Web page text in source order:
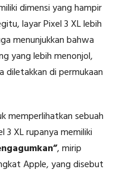
dimensi yang hampir
layar Pixel 3 XL lebih
menunjukkan bahwa
yang lebih menonjol,
diletakkan di permukaan
memperlihatkan sebuah
XL rupanya memiliki
, mirip
Apple, yang disebut